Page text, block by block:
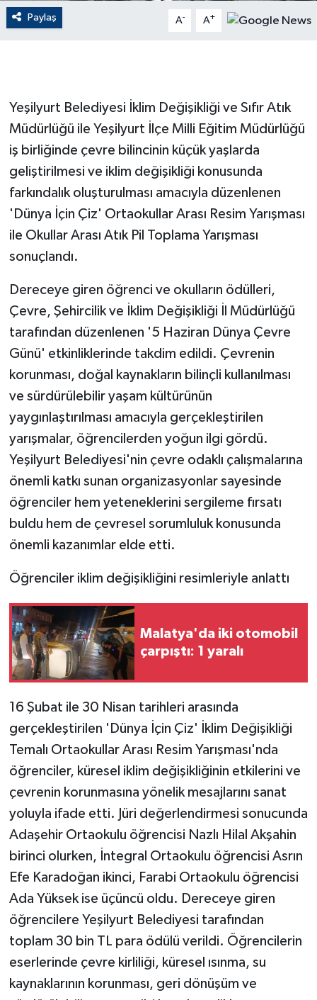
Paylaş A- A+
Yeşilyurt Belediyesi İklim Değişikliği ve Sıfır Atık
Müdürlüğü ile Yeşilyurt İlçe Milli Eğitim Müdürlüğü
iş birliğinde çevre bilincinin küçük yaşlarda
geliştirilmesi ve iklim değişikliği konusunda
farkındalık oluşturulması amacıyla düzenlenen
'Dünya İçin Çiz' Ortaokullar Arası Resim Yarışması
ile Okullar Arası Atık Pil Toplama Yarışması
sonuçlandı.
Dereceye giren öğrenci ve okulların ödülleri,
Çevre, Şehircilik ve İklim Değişikliği İl Müdürlüğü
tarafından düzenlenen '5 Haziran Dünya Çevre
Günü' etkinliklerinde takdim edildi. Çevrenin
korunması, doğal kaynakların bilinçli kullanılması
ve sürdürülebilir yaşam kültürünün
yaygınlaştırılması amacıyla gerçekleştirilen
yarışmalar, öğrencilerden yoğun ilgi gördü.
Yeşilyurt Belediyesi'nin çevre odaklı çalışmalarına
önemli katkı sunan organizasyonlar sayesinde
öğrenciler hem yeteneklerini sergileme fırsatı
buldu hem de çevresel sorumluluk konusunda
önemli kazanımlar elde etti.
Öğrenciler iklim değişikliğini resimleriyle anlattı
Malatya'da iki otomobil
çarpıştı: 1 yaralı
16 Şubat ile 30 Nisan tarihleri arasında
gerçekleştirilen 'Dünya İçin Çiz' İklim Değişikliği
Temalı Ortaokullar Arası Resim Yarışması'nda
öğrenciler, küresel iklim değişikliğinin etkilerini ve
çevrenin korunmasına yönelik mesajlarını sanat
yoluyla ifade etti. Jüri değerlendirmesi sonucunda
Adaşehir Ortaokulu öğrencisi Nazlı Hilal Akşahin
birinci olurken, İntegral Ortaokulu öğrencisi Asrın
Efe Karadoğan ikinci, Farabi Ortaokulu öğrencisi
Ada Yüksek ise üçüncü oldu. Dereceye giren
öğrencilere Yeşilyurt Belediyesi tarafından
toplam 30 bin TL para ödülü verildi. Öğrencilerin
eserlerinde çevre kirliliği, küresel ısınma, su
kaynaklarının korunması, geri dönüşüm ve
Flaş Haber
GÜNDEM
Güvenlik
HABERDE İNSAN
İNSAN
İş Dünyası
Jandarma
Kadın
KÜLTÜR SANAT
Otomobil
POLİTİKA
SİYASET
SPOR HABERLERİ
TEKNOLOJİ
Turizm
YAŞAM
YEREL